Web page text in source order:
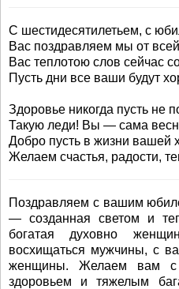
С шестидесятилетьем, с
Вас поздравляем мы от
Вас теплотою слов сейчас
Пусть дни все ваши будут
Здоровье никогда пусть не
Такую леди! Вы — сама
Добро пусть в жизни вашей
Желаем счастья, радости,
Поздравляем с вашим
— созданная светом и
богатая духовно
восхищаться мужчины, с
женщины. Желаем вам с
здоровьем и тяжелым